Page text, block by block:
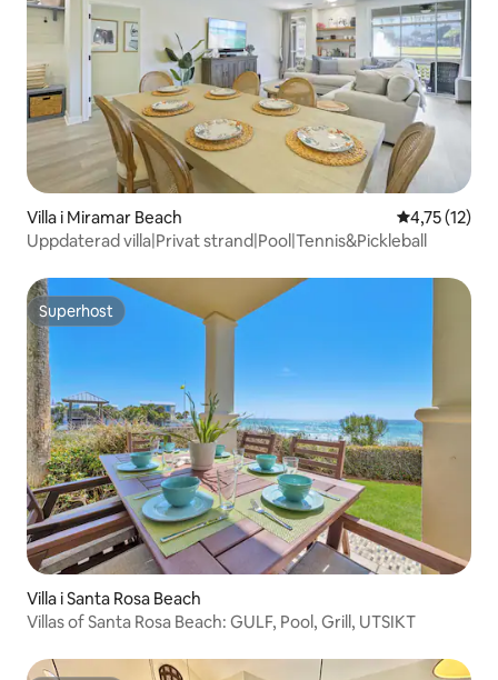
Villa i Miramar Beach 4,75 av 5 i
4,75 (12)
Uppdaterad villa|Privat strand|Pool|Tennis&Pickleball
Superhost
Superhost
Villa i Santa Rosa Beach
Villas of Santa Rosa Beach: GULF, Pool, Grill, UTSIKT